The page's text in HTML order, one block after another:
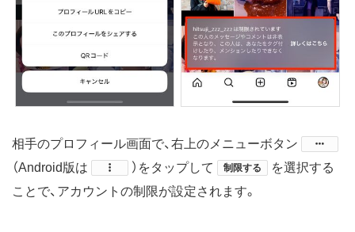
相手のプロフィール画面で、右上のメニューボタン
（Android版は
）​をタップして 制限する
を選択する
ことで、アカウントの制限が設定されます。